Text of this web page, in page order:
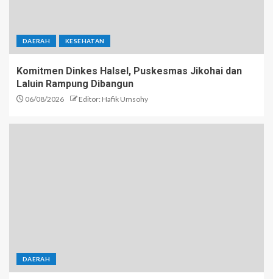
DAERAH KESEHATAN
Komitmen Dinkes Halsel, Puskesmas Jikohai dan
Laluin Rampung Dibangun
06/08/2026 Editor: Hafik Umsohy
DAERAH